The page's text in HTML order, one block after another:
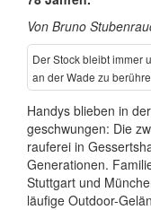
Von Bruno
Der Stock bleibt immer
an der Wade zu
Handys blieben in
geschwungen: Die
rauferei in
Generationen.
Stuttgart und
läufige Outdoor-